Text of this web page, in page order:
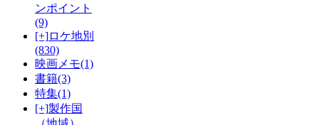
ンポイント
(9)
[+]ロケ地別
(830)
映画メモ(1)
書籍(3)
特集(1)
[+]製作国